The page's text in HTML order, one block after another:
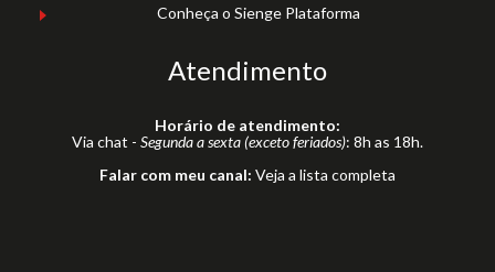
Conheça o Sienge Plataforma
Atendimento
Horário de atendimento:
Via chat - Segunda a sexta (exceto feriados): 8h as 18h.
Falar com meu canal: Veja a lista completa